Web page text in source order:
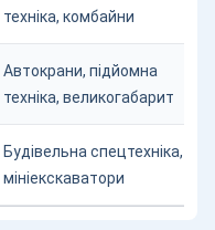
техніка, комбайни
Автокрани, підйомна
техніка, великогабарит
Будівельна спецтехніка,
мініекскаватори